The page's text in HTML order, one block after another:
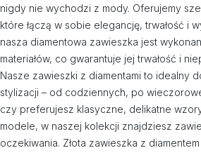
nigdy nie wychodzi z mody. Oferujemy
które łączą w sobie elegancję, trwałość i
nasza diamentowa zawieszka jest
materiałów, co gwarantuje jej trwałość i
Nasze zawieszki z diamentami to idealny
stylizacji – od codziennych, po
czy preferujesz klasyczne, delikatne
modele, w naszej kolekcji znajdziesz
oczekiwania. Złota zawieszka z